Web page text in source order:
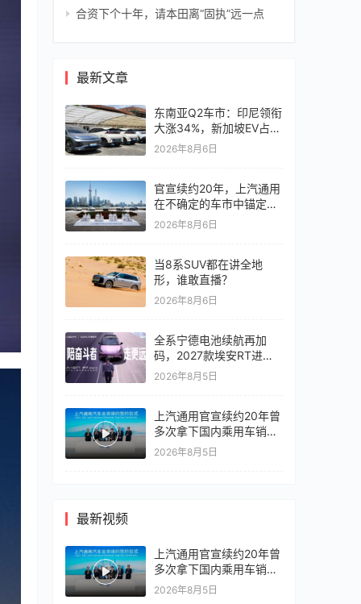
合资下个十年，请本田离“固执”远一点
最新文章
东南亚Q2车市：印尼领衔
大涨34%，新加坡EV占比
超6成
2026年8月6日
官宣续约20年，上汽通用
在不确定的车市中锚定确
定未来
2026年8月6日
当8系SUV都在讲全地
形，谁敢直播？
2026年8月6日
全系宁德电池续航再加
码，2027款埃安RT进入
10万区间
2026年8月5日
上汽通用官宣续约20年曾
多次拿下国内乘用车销冠
竞争激烈，上汽通用有信
2026年8月5日
最新视频
上汽通用官宣续约20年曾
多次拿下国内乘用车销冠
竞争激烈，上汽通用有信
2026年8月5日